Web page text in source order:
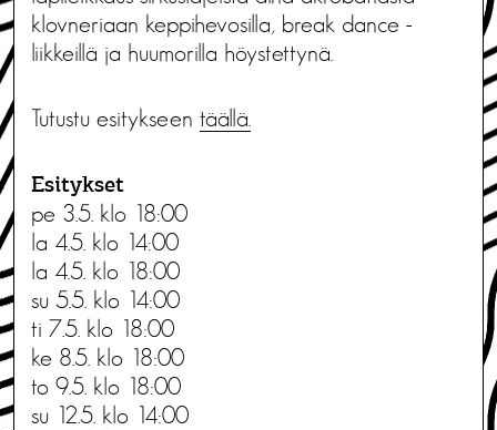
klovneriaan keppihevosilla, break dance -
liikkeillä ja huumorilla höystettynä.
Tutustu esitykseen täällä.
Esitykset
pe 3.5. klo 18:00
la 4.5. klo 14:00
la 4.5. klo 18:00
su 5.5. klo 14:00
ti 7.5. klo 18:00
ke 8.5. klo 18:00
to 9.5. klo 18:00
su 12.5. klo 14:00